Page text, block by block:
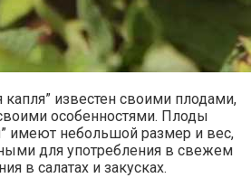
капля” известен своими плодами,
особенностями. Плоды
имеют небольшой размер и вес,
для употребления в свежем
в салатах и закусках.